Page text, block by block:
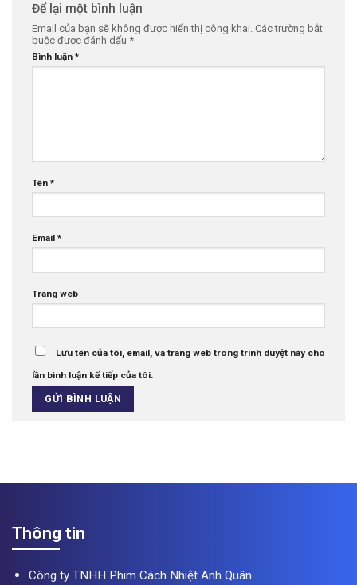
Để lại một bình luận
Email của bạn sẽ không được hiển thị công khai. Các trường bắt
buộc được đánh dấu *
Bình luận *
Tên *
Email *
Trang web
Lưu tên của tôi, email, và trang web trong trình duyệt này cho
lần bình luận kế tiếp của tôi.
Thông tin
Công ty TNHH Phim Cách Nhiệt Anh Quân